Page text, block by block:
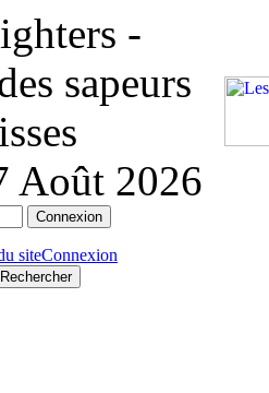
Août 2026
siteConnexion